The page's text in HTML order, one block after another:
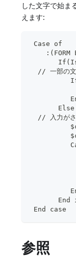
した文字で始ま
えます:
Case of
:(FORM
If(Is
// 一部の文
FILTER
Else
// 入力がさ
... // 入
FILTER
End
End
End case
参照